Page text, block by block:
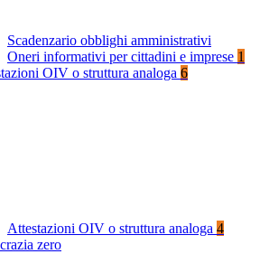
Scadenzario obblighi amministrativi
Oneri informativi per cittadini e imprese 1
OIV o struttura analoga 6
Attestazioni OIV o struttura analoga 4
zero